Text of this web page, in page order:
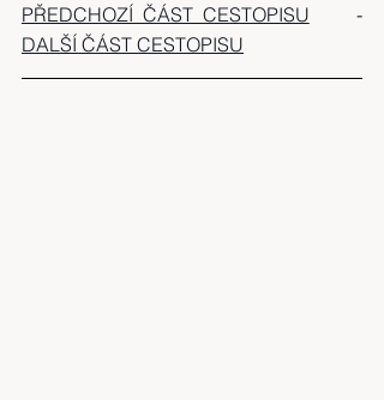
PŘEDCHOZÍ ČÁST CESTOPISU
DALŠÍ ČÁST CESTOPISU